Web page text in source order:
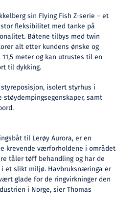
sin Flying Fish Z-serie – et
fleksibilitet med tanke på
Båtene tilbys med twin
alt etter kundens ønske og
meter og kan utrustes til en
til dykking.
isolert styrhus i
samt
til Lerøy Aurora, er en
krevende værforholdene i området
tåler tøff behandling og har de
et slikt miljø. Havbruksnæringa er
glade for de ringvirkninger den
i Norge, sier Thomas